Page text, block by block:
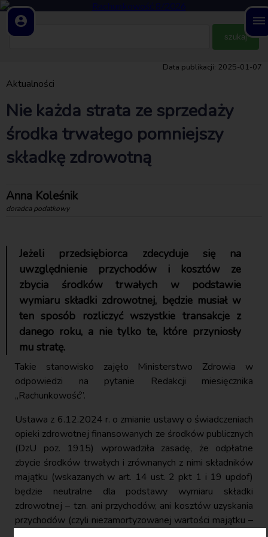
account_circle dehaze
Data publikacji: 2025-01-07
Aktualności
Nie każda strata ze sprzedaży
środka trwałego pomniejszy
składkę zdrowotną
Anna Koleśnik
doradca podatkowy
Jeżeli przedsiębiorca zdecyduje się na
uwzględnienie przychodów i kosztów ze
zbycia środków trwałych w podstawie
wymiaru składki zdrowotnej, będzie musiał w
ten sposób rozliczyć wszystkie transakcje z
danego roku, a nie tylko te, które przyniosły
mu stratę.
Takie stanowisko zajęło Ministerstwo Zdrowia w
odpowiedzi na pytanie Redakcji miesięcznika
„Rachunkowość”.
Ustawa z 6.12.2024 r. o zmianie ustawy o świadczeniach
opieki zdrowotnej finansowanych ze środków publicznych
(DzU poz. 1915) wprowadziła zasadę, że odpłatne
zbycie środków trwałych i zrównanych z nimi składników
majątku (wskazanych w art. 14 ust. 2 pkt 1 i 19 updof)
będzie neutralne dla podstawy wymiaru składki
zdrowotnej – tzn. ani przychodów, ani kosztów uzyskania
przychodów (czyli niezamortyzowanej wartości majątku –